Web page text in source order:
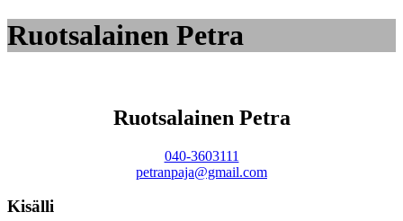
Ruotsalainen Petra
Ruotsalainen Petra
040-3603111
petranpaja@gmail.com
Kisälli